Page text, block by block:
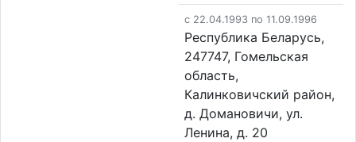
c 22.04.1993 по 11.09.1996
Республика Беларусь,
247747, Гомельская
область,
Калинковичский район,
д. Домановичи, ул.
Ленина, д. 20